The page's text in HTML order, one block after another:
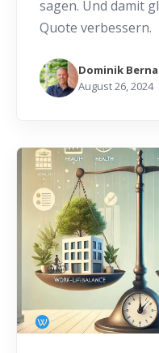
sagen. Und damit
Quote verbessern.
Dominik
August 26, 2024